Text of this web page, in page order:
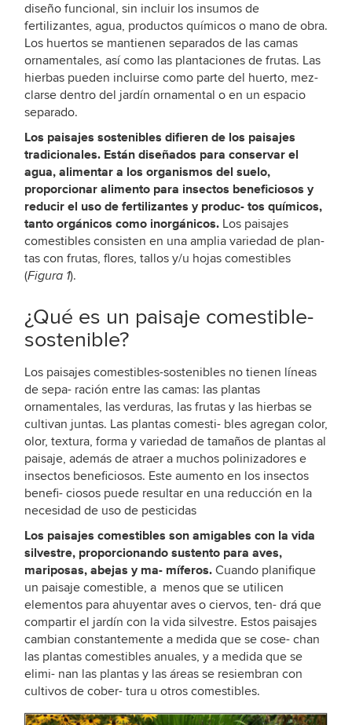
diseño funcional, sin incluir los insumos de
fertilizantes, agua, productos químicos o mano de obra.
Los huertos se mantienen separados de las camas
ornamentales, así como las plantaciones de frutas. Las
hierbas pueden incluirse como parte del huerto, mez-
clarse dentro del jardín ornamental o en un espacio
separado.
Los paisajes sostenibles difieren de los paisajes
tradicionales. Están diseñados para conservar el
agua, alimentar a los organismos del suelo,
proporcionar alimento para insectos beneficiosos y
reducir el uso de fertilizantes y produc- tos químicos,
tanto orgánicos como inorgánicos. Los paisajes
comestibles consisten en una amplia variedad de plan-
tas con frutas, flores, tallos y/u hojas comestibles
(Figura 1).
¿Qué es un paisaje comestible-
sostenible?
Los paisajes comestibles-sostenibles no tienen líneas
de sepa- ración entre las camas: las plantas
ornamentales, las verduras, las frutas y las hierbas se
cultivan juntas. Las plantas comesti- bles agregan color,
olor, textura, forma y variedad de tamaños de plantas al
paisaje, además de atraer a muchos polinizadores e
insectos beneficiosos. Este aumento en los insectos
benefi- ciosos puede resultar en una reducción en la
necesidad de uso de pesticidas
Los paisajes comestibles son amigables con la vida
silvestre, proporcionando sustento para aves,
mariposas, abejas y ma- míferos. Cuando planifique
un paisaje comestible, a menos que se utilicen
elementos para ahuyentar aves o ciervos, ten- drá que
compartir el jardín con la vida silvestre. Estos paisajes
cambian constantemente a medida que se cose- chan
las plantas comestibles anuales, y a medida que se
elimi- nan las plantas y las áreas se resiembran con
cultivos de cober- tura u otros comestibles.